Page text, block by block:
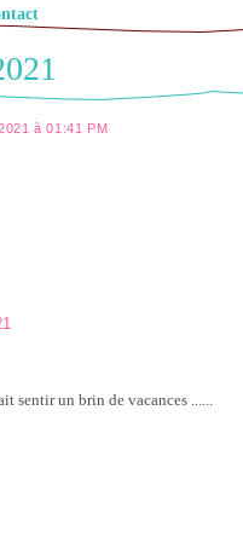
à 01:41 PM
sentir un brin de vacances ......